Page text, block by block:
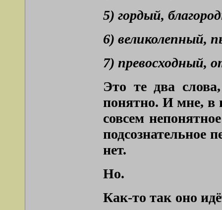
5) гордый,
6) великолепный,
7) превосходный,
Это те два
понятно. И мне, в
совсем
подсознательное
нет.
Но.
Как-то так оно